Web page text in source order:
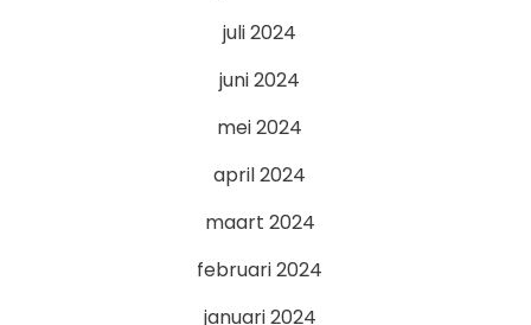
juli 2024
juni 2024
mei 2024
april 2024
maart 2024
februari 2024
januari 2024